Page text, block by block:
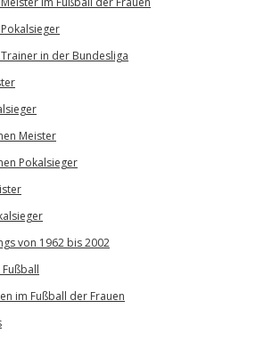
in der Bundesliga
Meister
Pokalsieger
von 1962 bis 2002
im Fußball der Frauen